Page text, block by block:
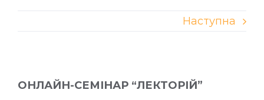
Наступна
ОНЛАЙН-СЕМІНАР “ЛЕКТОРІЙ”